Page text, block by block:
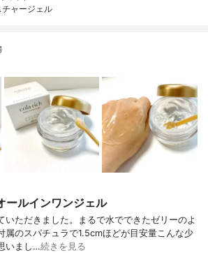
ャージェル
ールインワンジェル
いただきました。まるで水でできたゼリーのよ
属のスパチュラで1.5cmほどが目安量こんな少
いまし…続きを見る